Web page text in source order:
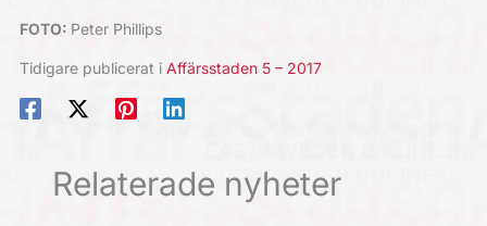
FOTO: Peter Phillips
Tidigare publicerat i Affärsstaden 5 – 2017
Relaterade nyheter